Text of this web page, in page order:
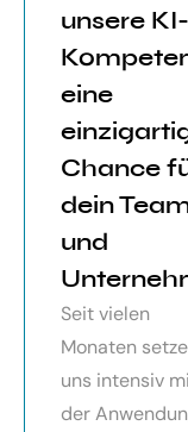
unsere KI-
eine
Chance
dein
und
Seit vielen
Monaten
uns intensiv
der
von
sehr
Der
mich
toller
über
mit
Auf